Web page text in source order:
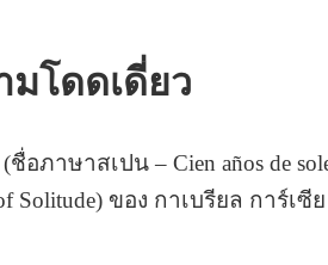
โดดเดี่ยว
(ชื่อภาษาสเปน – Cien años de
Solitude) ของ กาเบรียล การ์เซี